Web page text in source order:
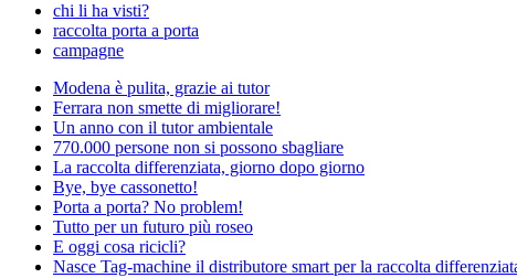
chi li ha visti?
raccolta porta a porta
campagne
Modena è pulita, grazie ai tutor
Ferrara non smette di migliorare!
Un anno con il tutor ambientale
770.000 persone non si possono sbagliare
La raccolta differenziata, giorno dopo giorno
Bye, bye cassonetto!
Porta a porta? No problem!
Tutto per un futuro più roseo
E oggi cosa ricicli?
Nasce Tag-machine il distributore smart per la raccolta